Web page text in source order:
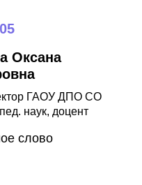
Оксана
ГАОУ ДПО СО
наук, доцент
слово